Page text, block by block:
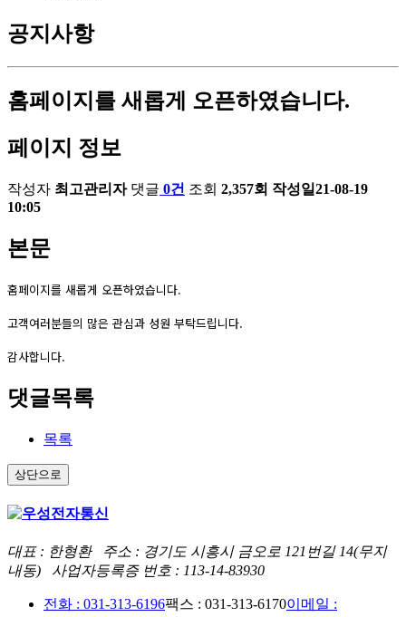
공지사항
홈페이지를 새롭게 오픈하였습니다.
페이지 정보
작성자 최고관리자 댓글 0건 조회 2,357회 작성일21-08-19
10:05
본문
홈페이지를 새롭게 오픈하였습니다.
고객여러분들의 많은 관심과 성원 부탁드립니다.
감사합니다.
댓글목록
목록
상단으로
대표 : 한형환 주소 : 경기도 시흥시 금오로 121번길 14(무지
내동) 사업자등록증 번호 : 113-14-83930
전화 : 031-313-6196팩스 : 031-313-6170이메일 :